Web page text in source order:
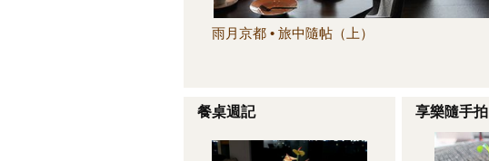
雨月京都 • 旅中隨帖（上）
餐桌週記 享樂隨手拍